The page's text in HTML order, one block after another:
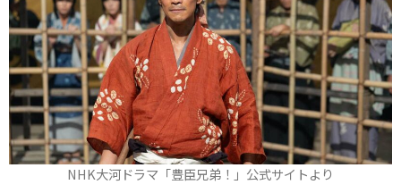
NHK大河ドラマ「豊臣兄弟！」公式サイトより